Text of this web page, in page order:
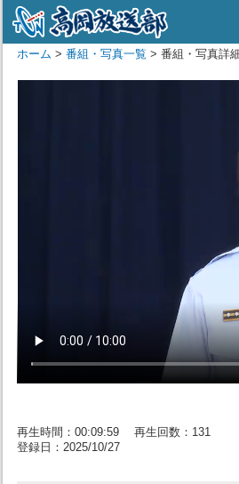
ホーム > 番組・写真一覧 > 番組・写真詳
再生時間：00:09:59 再生回数：131
登録日：2025/10/27